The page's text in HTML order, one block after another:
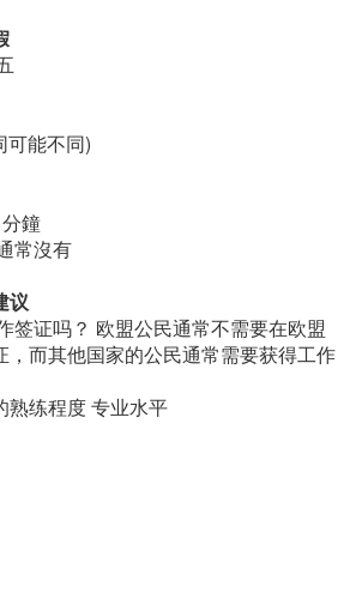
可能不同)
鐘
常沒有
议
签证吗？ 欧盟公民通常不需要在欧盟
，而其他国家的公民通常需要获得工作
熟练程度 专业水平